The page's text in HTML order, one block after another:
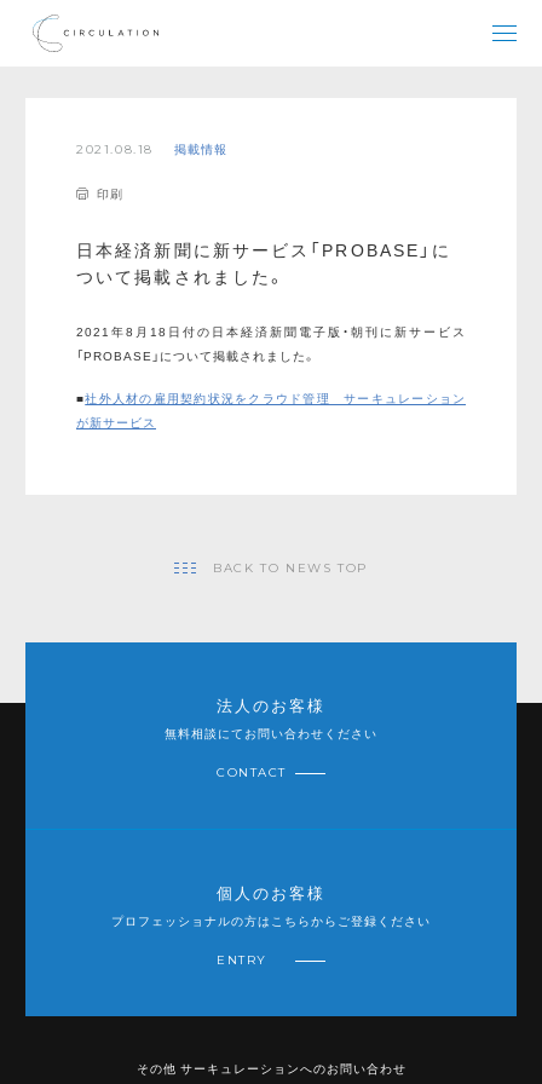
2021.08.18 掲載情報
印刷
日本経済新聞に新サービス「PROBASE」に
ついて掲載されました。
2021年8月18日付の日本経済新聞電子版・朝刊に新サービス
「PROBASE」について掲載されました。
■社外人材の雇用契約状況をクラウド管理 サーキュレーション
が新サービス
BACK TO NEWS TOP
法人のお客様
無料相談にてお問い合わせください
CONTACT
個人のお客様
プロフェッショナルの方はこちらからご登録ください
ENTRY
その他 サーキュレーションへのお問い合わせ